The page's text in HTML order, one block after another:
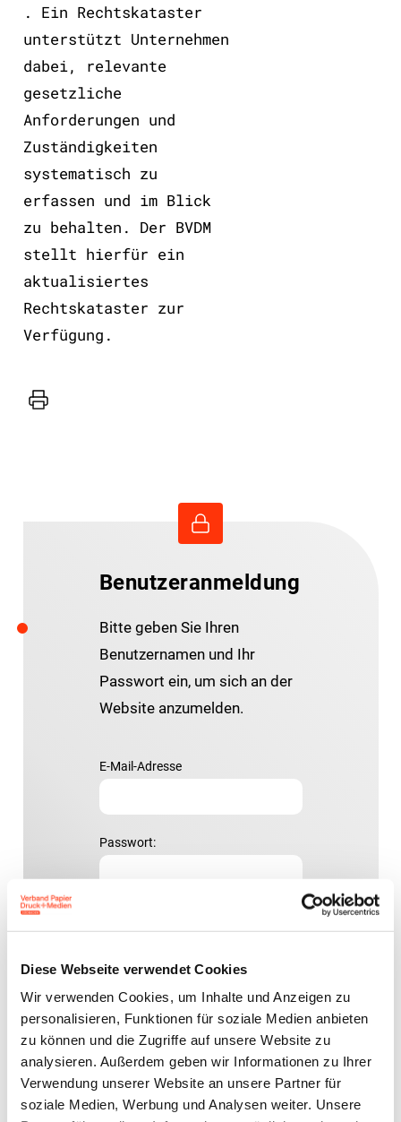
Diese Webseite verwendet Cookies
Wir verwenden Cookies, um Inhalte und Anzeigen zu
personalisieren, Funktionen für soziale Medien anbieten
zu können und die Zugriffe auf unsere Website zu
analysieren. Außerdem geben wir Informationen zu Ihrer
Verwendung unserer Website an unsere Partner für
soziale Medien, Werbung und Analysen weiter. Unsere
. Ein Rechtskataster
unterstützt Unternehmen
dabei, relevante
gesetzliche
Anforderungen und
Zuständigkeiten
systematisch zu
erfassen und im Blick
zu behalten. Der BVDM
stellt hierfür ein
aktualisiertes
Rechtskataster zur
Verfügung.
Drucker
Benutzeranmeldung
Bitte geben Sie Ihren
Benutzernamen und Ihr
Passwort ein, um sich an der
Website anzumelden.
E-Mail-Adresse
Passwort:
Ansprechpartner